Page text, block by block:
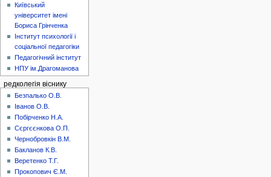
Київський
університет імені
Бориса Грінченка
Інститут психології і
соціальної педагогіки
Педагогічний інститут
НПУ ім.Драгоманова
редколегія віснику
Безпалько О.В.
Іванов О.В.
Побірченко Н.А.
Сєргєєнкова О.П.
Чернобровкін В.М.
Бакланов К.В.
Веретенко Т.Г.
Прокопович Є.М.